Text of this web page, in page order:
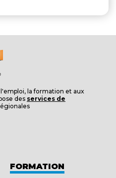
la formation et aux
des services de
FORMATION